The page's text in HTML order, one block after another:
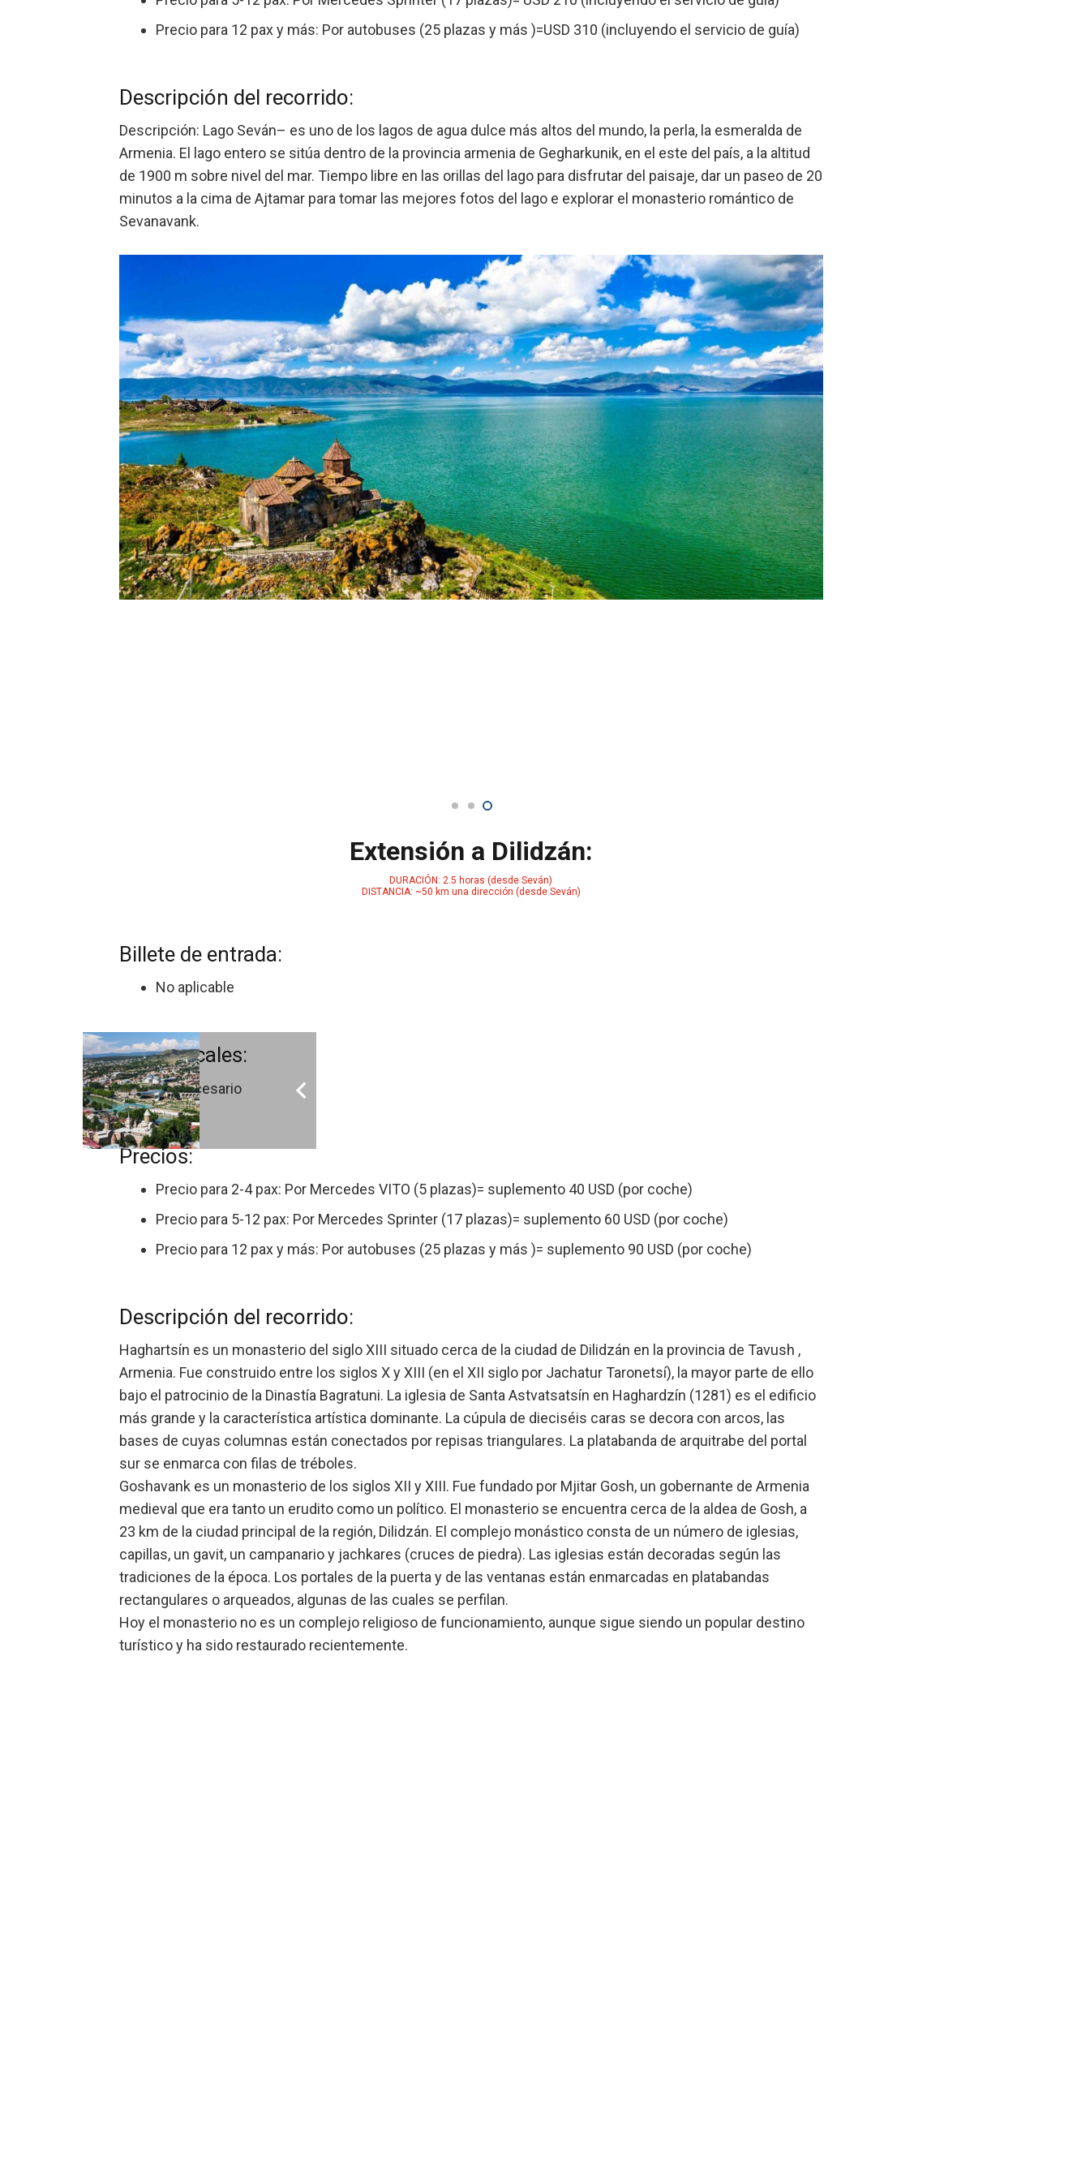
Precio para 12 pax y más: Por autobuses (25 plazas y más )=USD 310 (incluyendo el servicio de guía)
Descripción del recorrido:
Descripción: Lago Seván– es uno de los lagos de agua dulce más altos del mundo, la perla, la esmeralda de
Armenia. El lago entero se sitúa dentro de la provincia armenia de Gegharkunik, en el este del país, a la altitud
de 1900 m sobre nivel del mar. Tiempo libre en las orillas del lago para disfrutar del paisaje, dar un paseo de 20
minutos a la cima de Ajtamar para tomar las mejores fotos del lago e explorar el monasterio romántico de
Sevanavank.
Extensión a Dilidzán:
DURACIÓN: 2.5 horas (desde Seván)
DISTANCIA: ~50 km una dirección (desde Seván)
Billete de entrada:
No aplicable
Guías locales:
No necesario
Precios:
Precio para 2-4 pax: Por Mercedes VITO (5 plazas)= suplemento 40 USD (por coche)
Precio para 5-12 pax: Por Mercedes Sprinter (17 plazas)= suplemento 60 USD (por coche)
Precio para 12 pax y más: Por autobuses (25 plazas y más )= suplemento 90 USD (por coche)
Descripción del recorrido:
Haghartsín es un monasterio del siglo XIII situado cerca de la ciudad de Dilidzán en la provincia de Tavush ,
Armenia. Fue construido entre los siglos X y XIII (en el XII siglo por Jachatur Taronetsí), la mayor parte de ello
bajo el patrocinio de la Dinastía Bagratuni. La iglesia de Santa Astvatsatsín en Haghardzín (1281) es el edificio
más grande y la característica artística dominante. La cúpula de dieciséis caras se decora con arcos, las
bases de cuyas columnas están conectados por repisas triangulares. La platabanda de arquitrabe del portal
sur se enmarca con filas de tréboles.
Goshavank es un monasterio de los siglos XII y XIII. Fue fundado por Mjitar Gosh, un gobernante de Armenia
medieval que era tanto un erudito como un político. El monasterio se encuentra cerca de la aldea de Gosh, a
23 km de la ciudad principal de la región, Dilidzán. El complejo monástico consta de un número de iglesias,
capillas, un gavit, un campanario y jachkares (cruces de piedra). Las iglesias están decoradas según las
tradiciones de la época. Los portales de la puerta y de las ventanas están enmarcadas en platabandas
rectangulares o arqueados, algunas de las cuales se perfilan.
Hoy el monasterio no es un complejo religioso de funcionamiento, aunque sigue siendo un popular destino
turístico y ha sido restaurado recientemente.